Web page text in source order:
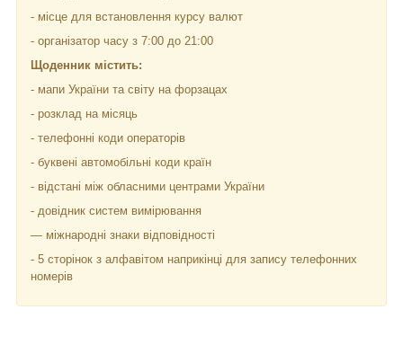
- місце для встановлення курсу валют
- організатор часу з 7:00 до 21:00
Щоденник містить:
- мапи України та світу на форзацах
- розклад на місяць
- телефонні коди операторів
- буквені автомобільні коди країн
- відстані між обласними центрами України
- довідник систем вимірювання
— міжнародні знаки відповідності
- 5 сторінок з алфавітом наприкінці для запису телефонних
номерів